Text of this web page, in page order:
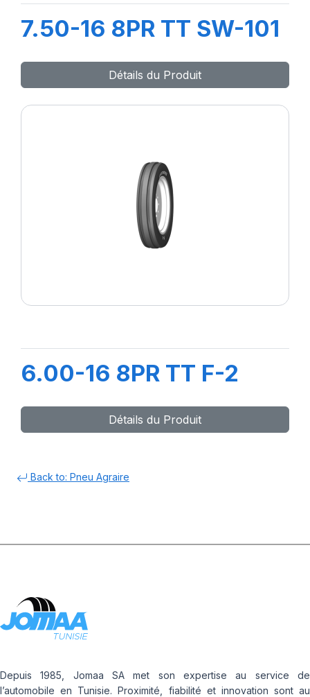
7.50-16 8PR TT SW-101
Détails du Produit
6.00-16 8PR TT F-2
Détails du Produit
Back to: Pneu Agraire
Depuis 1985, Jomaa SA met son expertise au service de
l’automobile en Tunisie. Proximité, fiabilité et innovation sont au